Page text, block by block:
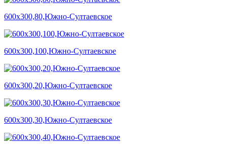
600х300,80,Южно-Султаевское
600х300,100,Южно-Султаевское
600х300,20,Южно-Султаевское
600х300,30,Южно-Султаевское